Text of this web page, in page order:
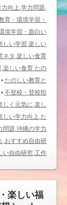
力向上,学力問題,
育・環境学習・
境学習・面白い
しい学習,楽しい
ネタ,楽しい食育
楽しい食育 たの
• たのしい教育と
• 不登校・登校拒
しく元気に,楽し
しい学力向上,た
問題,沖縄の学力
,おすすめ自由研
い自由研究,工作
楽しい福